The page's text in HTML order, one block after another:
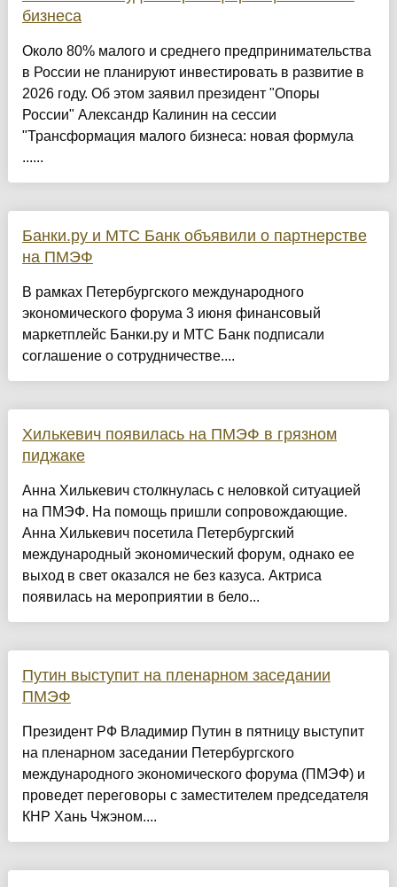
бизнеса
Около 80% малого и среднего предпринимательства
в России не планируют инвестировать в развитие в
2026 году. Об этом заявил президент "Опоры
России" Александр Калинин на сессии
"Трансформация малого бизнеса: новая формула
......
Банки.ру и МТС Банк объявили о партнерстве
на ПМЭФ
В рамках Петербургского международного
экономического форума 3 июня финансовый
маркетплейс Банки.ру и МТС Банк подписали
соглашение о сотрудничестве....
Хилькевич появилась на ПМЭФ в грязном
пиджаке
Анна Хилькевич столкнулась с неловкой ситуацией
на ПМЭФ. На помощь пришли сопровождающие.
Анна Хилькевич посетила Петербургский
международный экономический форум, однако ее
выход в свет оказался не без казуса. Актриса
появилась на мероприятии в бело...
Путин выступит на пленарном заседании
ПМЭФ
Президент РФ Владимир Путин в пятницу выступит
на пленарном заседании Петербургского
международного экономического форума (ПМЭФ) и
проведет переговоры с заместителем председателя
КНР Хань Чжэном....